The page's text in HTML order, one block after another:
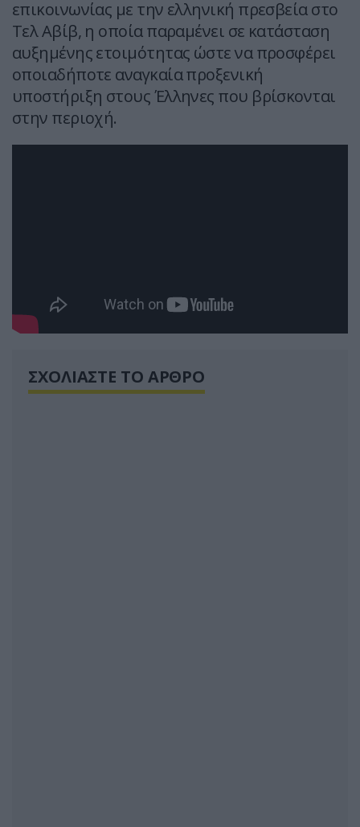
επικοινωνίας με την ελληνική πρεσβεία στο
Τελ Αβίβ, η οποία παραμένει σε κατάσταση
αυξημένης ετοιμότητας ώστε να προσφέρει
οποιαδήποτε αναγκαία προξενική
υποστήριξη στους Έλληνες που βρίσκονται
στην περιοχή.
ΣΧΟΛΙΑΣΤΕ ΤΟ ΑΡΘΡΟ